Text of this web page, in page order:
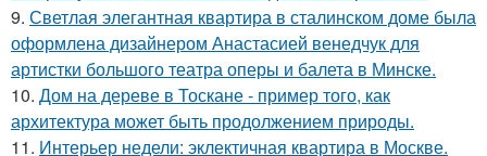
9. Светлая элегантная квартира в сталинском доме была
оформлена дизайнером Анастасией венедчук для
артистки большого театра оперы и балета в Минске.
10. Дом на дереве в Тоскане - пример того, как
архитектура может быть продолжением природы.
11. Интерьер недели: эклектичная квартира в Москве.